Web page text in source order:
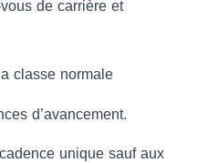
de carrière et
classe normale
d’avancement.
unique sauf aux